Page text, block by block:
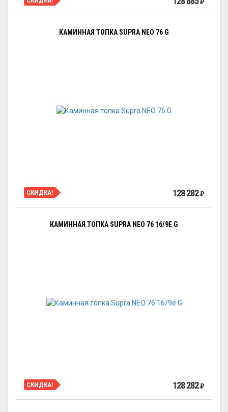
КАМИННАЯ ТОПКА SUPRA NEO 76 G
СКИДКА! 128 282₽
КАМИННАЯ ТОПКА SUPRA NEO 76 16/9E G
СКИДКА! 128 282₽